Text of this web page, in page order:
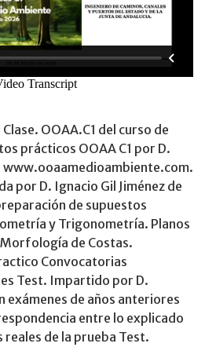
OOAA.C1 del curso de
prácticos OOAA C1 por D.
www.ooaamedioambiente.com.
por D. Ignacio Gil Jiménez de
de supuestos
y Trigonometría. Planos
de Costas.
Convocatorias
Test. Impartido por D.
exámenes de años anteriores
entre lo explicado
reales de la prueba Test.